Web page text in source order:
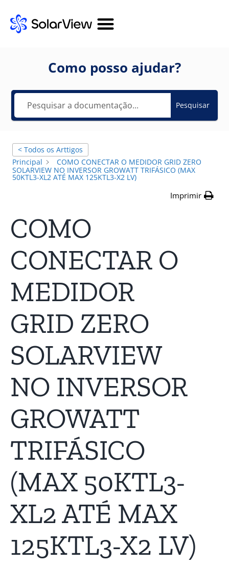
Como posso ajudar?
Pesquisar
< Todos os Arttigos
Principal
COMO CONECTAR O MEDIDOR GRID ZERO
SOLARVIEW NO INVERSOR GROWATT TRIFÁSICO (MAX
50KTL3-XL2 ATÉ MAX 125KTL3-X2 LV)
Imprimir
COMO
CONECTAR O
MEDIDOR
GRID ZERO
SOLARVIEW
NO INVERSOR
GROWATT
TRIFÁSICO
(MAX 50KTL3-
XL2 ATÉ MAX
125KTL3-X2 LV)